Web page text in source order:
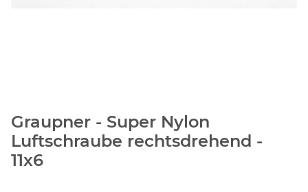
Graupner - Super Nylon
Luftschraube rechtsdrehend -
11x6